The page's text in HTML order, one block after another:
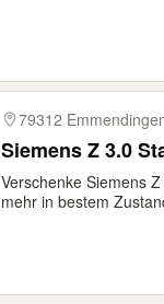
79312
Siemens Z 3.0
Verschenke Siemens
mehr in bestem